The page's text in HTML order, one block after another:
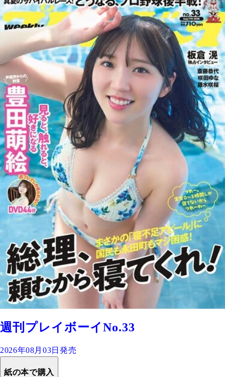
週刊プレイボーイNo.33
2026年08月03日発売
紙の本で購入